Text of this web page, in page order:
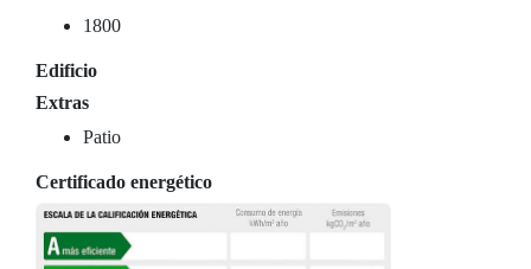
1800
Edificio
Extras
Patio
Certificado energético